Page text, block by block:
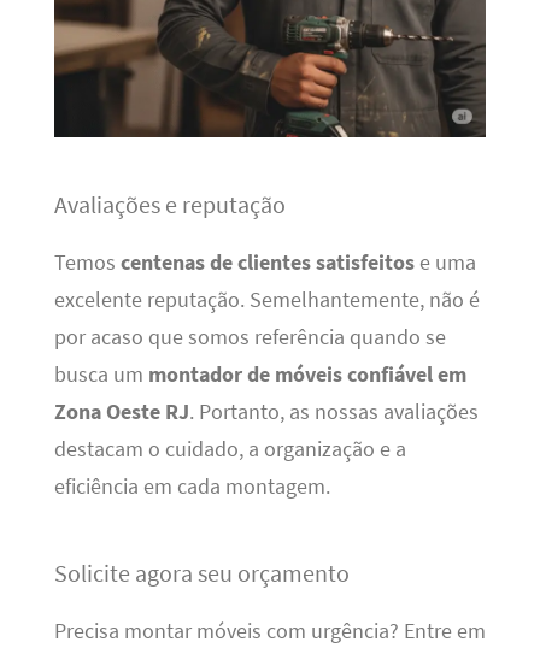
Avaliações e reputação
Temos centenas de clientes satisfeitose uma
excelente reputação. Semelhantemente, não é
por acaso que somos referência quando se
busca um montador de móveis confiável em
Zona Oeste RJ. Portanto, as nossas avaliações
destacam o cuidado, a organização e a
eficiência em cada montagem.
Solicite agora seu orçamento
Precisa montar móveis com urgência? Entre em